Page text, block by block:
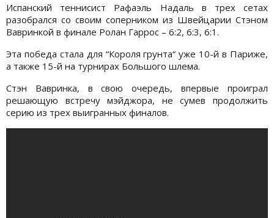
Испанский теннисист Рафаэль Надаль в трех сетах
разобрался со своим соперником из Швейцарии Стэном
Вавринкой в финале Ролан Гаррос – 6:2, 6:3, 6:1.
Эта победа стала для “Короля грунта“ уже 10-й в Париже,
а также 15-й на турнирах Большого шлема.
Стэн Вавринка, в свою очередь, впервые проиграл
решающую встречу мэйджора, не сумев продолжить
серию из трех выигранных финалов.